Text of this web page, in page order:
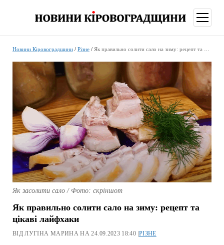
меню
Новини Кіровоградщини/ Різне/ Як правильно солити сало на зиму: рецепт та цікаві лайфхаки
Як засолити сало / Фото: скріншот
Як правильно солити сало на зиму: рецепт та
цікаві лайфхаки
ВІД ЛУГІНА МАРИНА НА 24.09.2023 18:40 | РІЗНЕ